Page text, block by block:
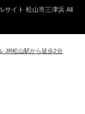
サイト 松山市三津浜 All
JR松山駅から徒歩2分